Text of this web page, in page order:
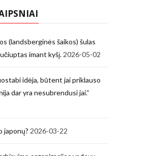
(landsberginės šaikos) šulas
imant kyšį. 2026-05-02
idėja, būtent jai priklauso
dar yra nesubrendusi jai.“
japonų? 2026-03-22